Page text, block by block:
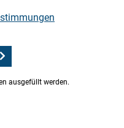
ausgefüllt werden.